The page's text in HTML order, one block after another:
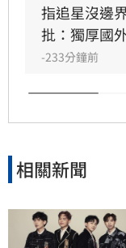
良，絕非外界
結束生命感到
對網路暴力及
追星不應成為
目前確切死因
釐清，此消息
指追星沒邊
批：獨厚國
-233分鐘前
相關新聞